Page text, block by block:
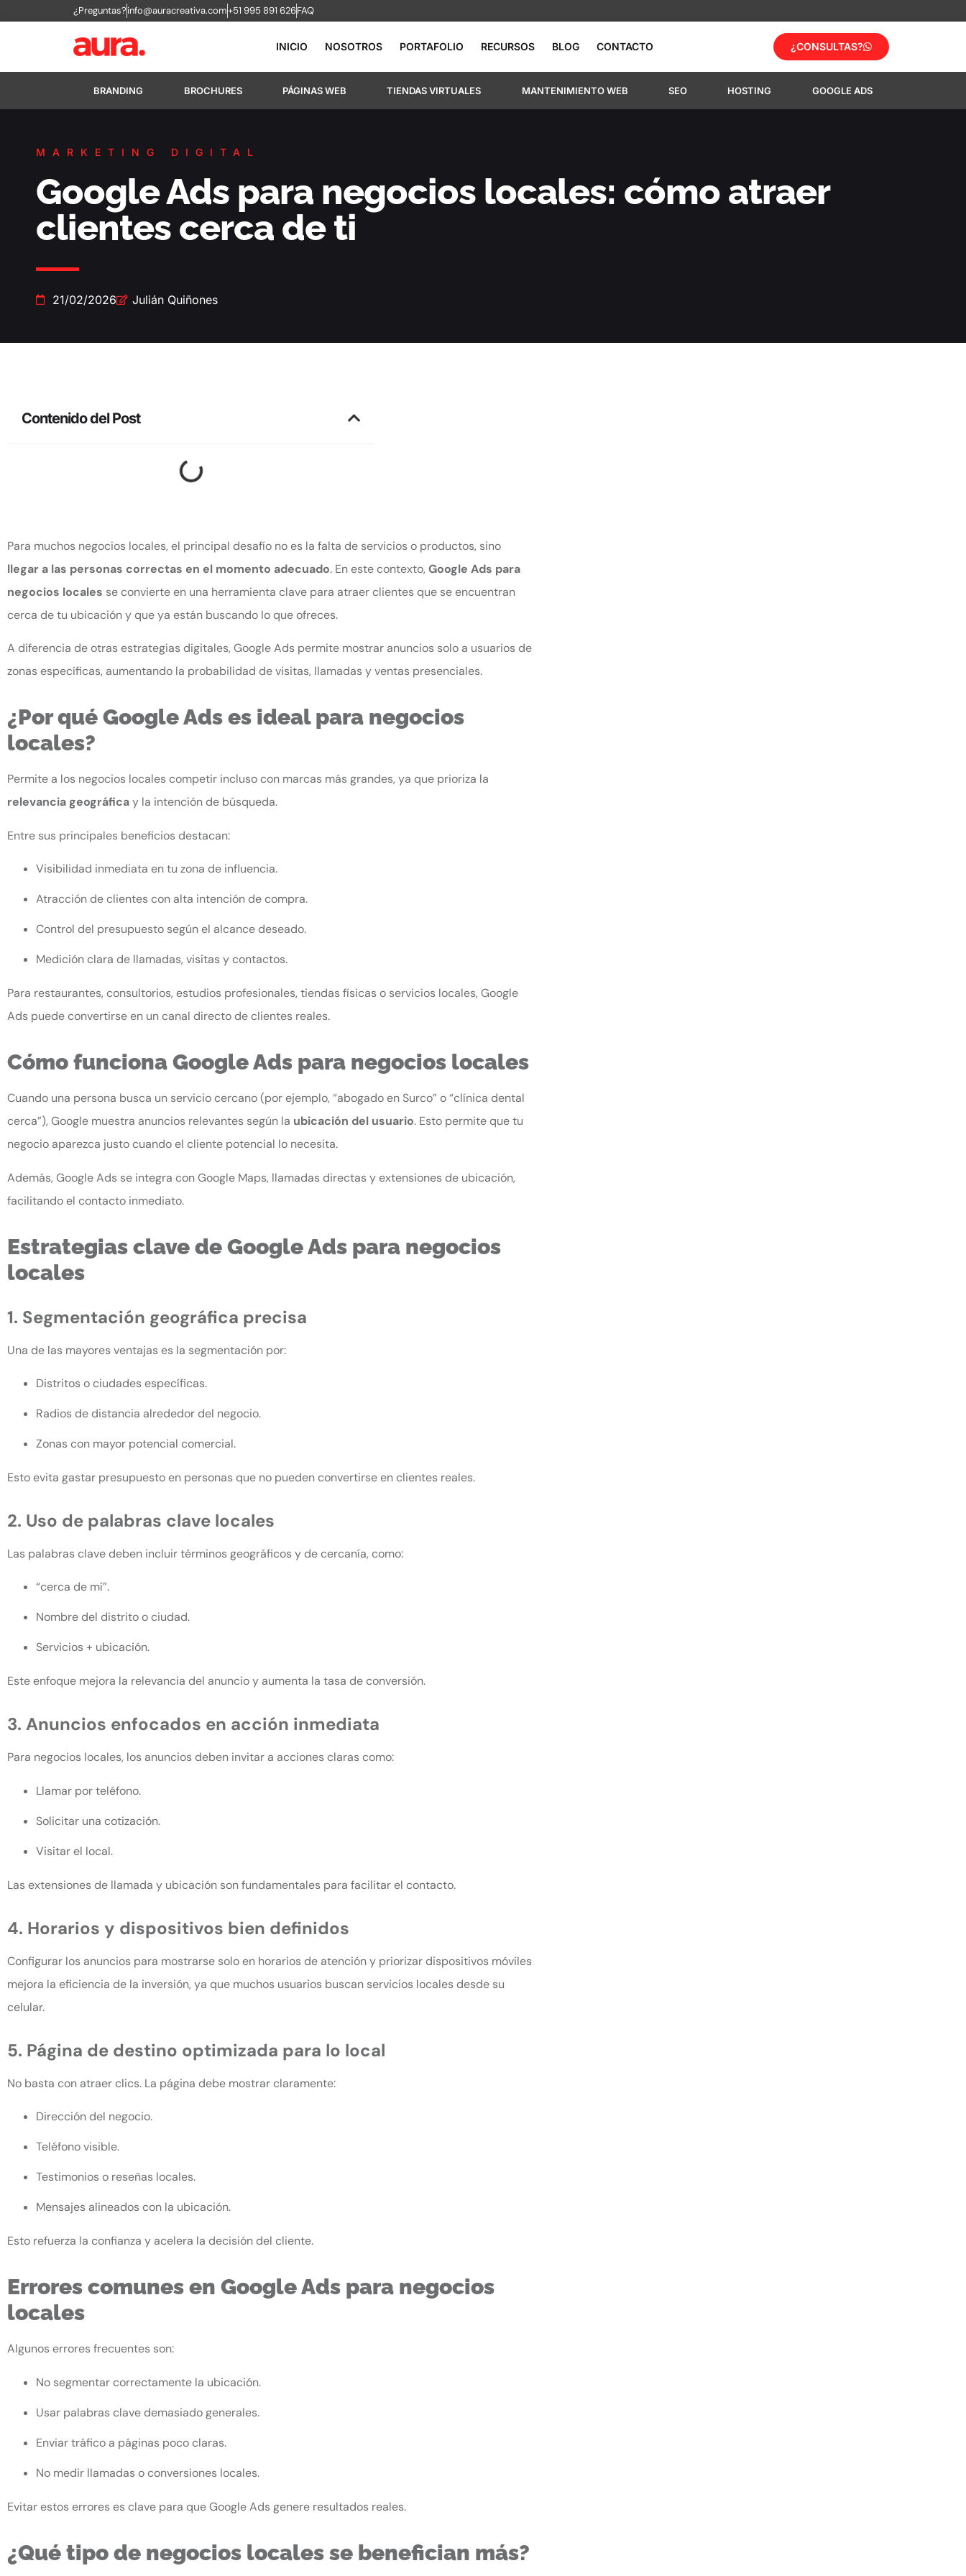
¿Preguntas?info@auracreativa.com+51 995 891 626FAQ
INICIO NOSOTROS PORTAFOLIO RECURSOS BLOG CONTACTO ¿CONSULTAS?
BRANDING BROCHURES PÁGINAS WEB TIENDAS VIRTUALES MANTENIMIENTO WEB SEO HOSTING GOOGLE ADS
MARKETING DIGITAL
Google Ads para negocios locales: cómo atraer
clientes cerca de ti
21/02/2026 Julián Quiñones
Contenido del Post
Para muchos negocios locales, el principal desafío no es la falta de servicios o productos, sino
llegar a las personas correctas en el momento adecuado. En este contexto, Google Ads para
negocios locales se convierte en una herramienta clave para atraer clientes que se encuentran
cerca de tu ubicación y que ya están buscando lo que ofreces.
A diferencia de otras estrategias digitales, Google Ads permite mostrar anuncios solo a usuarios de
zonas específicas, aumentando la probabilidad de visitas, llamadas y ventas presenciales.
¿Por qué Google Ads es ideal para negocios
locales?
Permite a los negocios locales competir incluso con marcas más grandes, ya que prioriza la
relevancia geográficay la intención de búsqueda.
Entre sus principales beneficios destacan:
Visibilidad inmediata en tu zona de influencia.
Atracción de clientes con alta intención de compra.
Control del presupuesto según el alcance deseado.
Medición clara de llamadas, visitas y contactos.
Para restaurantes, consultorios, estudios profesionales, tiendas físicas o servicios locales, Google
Ads puede convertirse en un canal directo de clientes reales.
Cómo funciona Google Ads para negocios locales
Cuando una persona busca un servicio cercano (por ejemplo, “abogado en Surco” o “clínica dental
cerca”), Google muestra anuncios relevantes según la ubicación del usuario. Esto permite que tu
negocio aparezca justo cuando el cliente potencial lo necesita.
Además, Google Ads se integra con Google Maps, llamadas directas y extensiones de ubicación,
facilitando el contacto inmediato.
Estrategias clave de Google Ads para negocios
locales
1. Segmentación geográfica precisa
Una de las mayores ventajas es la segmentación por:
Distritos o ciudades específicas.
Radios de distancia alrededor del negocio.
Zonas con mayor potencial comercial.
Esto evita gastar presupuesto en personas que no pueden convertirse en clientes reales.
2. Uso de palabras clave locales
Las palabras clave deben incluir términos geográficos y de cercanía, como:
“cerca de mí”.
Nombre del distrito o ciudad.
Servicios + ubicación.
Este enfoque mejora la relevancia del anuncio y aumenta la tasa de conversión.
3. Anuncios enfocados en acción inmediata
Para negocios locales, los anuncios deben invitar a acciones claras como:
Llamar por teléfono.
Solicitar una cotización.
Visitar el local.
Las extensiones de llamada y ubicación son fundamentales para facilitar el contacto.
4. Horarios y dispositivos bien definidos
Configurar los anuncios para mostrarse solo en horarios de atención y priorizar dispositivos móviles
mejora la eficiencia de la inversión, ya que muchos usuarios buscan servicios locales desde su
celular.
5. Página de destino optimizada para lo local
No basta con atraer clics. La página debe mostrar claramente:
Dirección del negocio.
Teléfono visible.
Testimonios o reseñas locales.
Mensajes alineados con la ubicación.
Esto refuerza la confianza y acelera la decisión del cliente.
Errores comunes en Google Ads para negocios
locales
Algunos errores frecuentes son:
No segmentar correctamente la ubicación.
Usar palabras clave demasiado generales.
Enviar tráfico a páginas poco claras.
No medir llamadas o conversiones locales.
Evitar estos errores es clave para que Google Ads genere resultados reales.
¿Qué tipo de negocios locales se benefician más?